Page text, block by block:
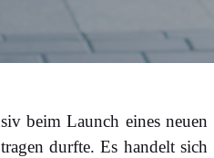
beim Launch eines neuen
durfte. Es handelt sich